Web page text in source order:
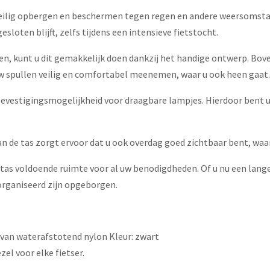
opbergen en beschermen tegen regen en andere
blijft, zelfs tijdens een intensieve fietstocht.
kunt u dit gemakkelijk doen dankzij het handige ontwerp.
veilig en comfortabel meenemen, waar u ook heen gaat.
voor draagbare lampjes. Hierdoor
de tas zorgt ervoor dat u ook overdag goed zichtbaar bent,
voldoende ruimte voor al uw benodigdheden. Of u nu een
zijn opgeborgen.
waterafstotend nylon Kleur: zwart
voor elke fietser.